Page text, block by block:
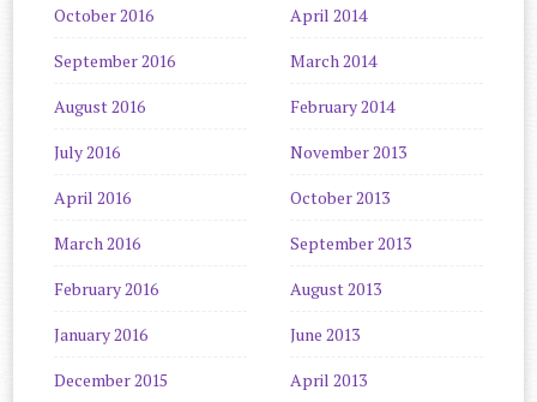
October 2016
September 2016
August 2016
July 2016
April 2016
March 2016
February 2016
January 2016
December 2015
April 2014
March 2014
February 2014
November 2013
October 2013
September 2013
August 2013
June 2013
April 2013